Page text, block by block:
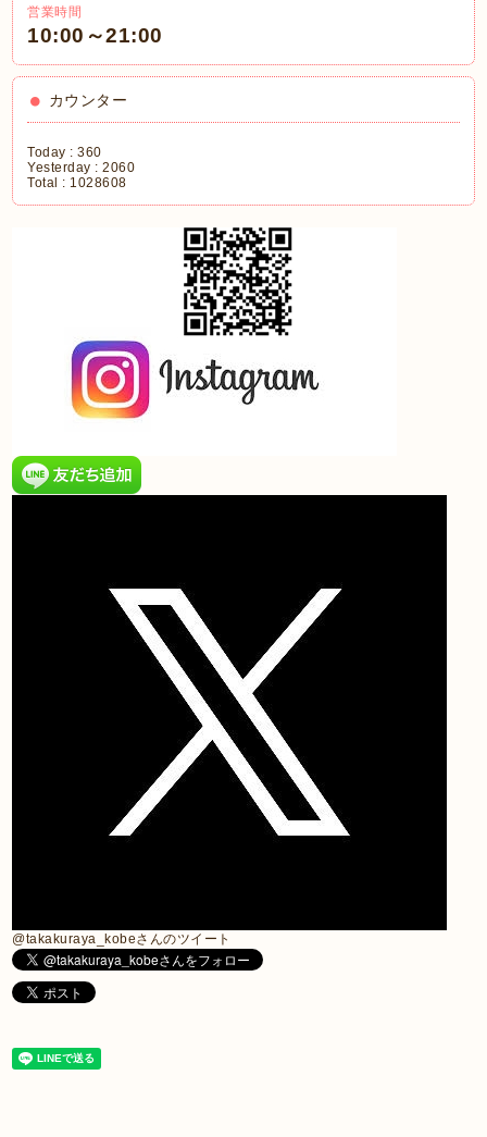
営業時間
10:00～21:00
カウンター
Today :360
Yesterday :2060
Total : 1028608
@takakuraya_kobeさんのツイート